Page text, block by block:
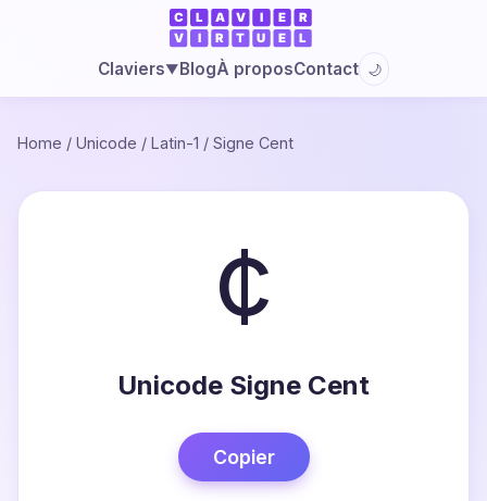
Claviers▼BlogÀ proposContact 🌙
Home / Unicode / Latin-1 / Signe Cent
¢
Unicode Signe Cent
Copier